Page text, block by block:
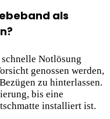
als
Notlösung
genossen werden,
zu hinterlassen.
bis eine
installiert ist.